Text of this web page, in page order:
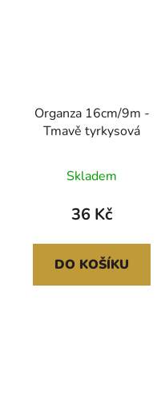
Organza 16cm/9m -
Tmavě tyrkysová
Skladem
36 Kč
DO KOŠÍKU